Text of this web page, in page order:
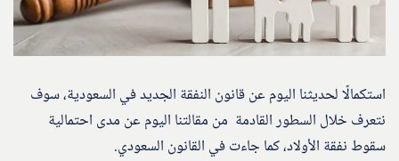
استكمالًا لحديثنا اليوم عن قانون النفقة الجديد في السعودية، سوف
نتعرف خلال السطور القادمة من مقالتنا اليوم عن مدى احتمالية
سقوط نفقة الأولاد، كما جاءت في القانون السعودي.